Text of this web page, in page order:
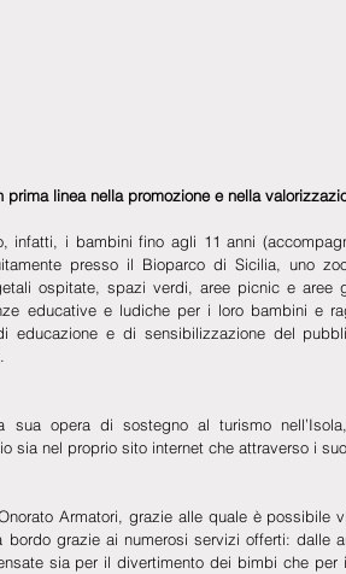
prima linea nella promozione e nella
infatti, i bambini fino agli 11 anni
presso il Bioparco di Sicilia, uno
ospitate, spazi verdi, aree picnic e
educative e ludiche per i loro bambini e
educazione e di sensibilizzazione del
sua opera di sostegno al turismo
sia nel proprio sito internet che attraverso i
Armatori, grazie alle quale è possibile
bordo grazie ai numerosi servizi offerti: dalle
sia per il divertimento dei bimbi che